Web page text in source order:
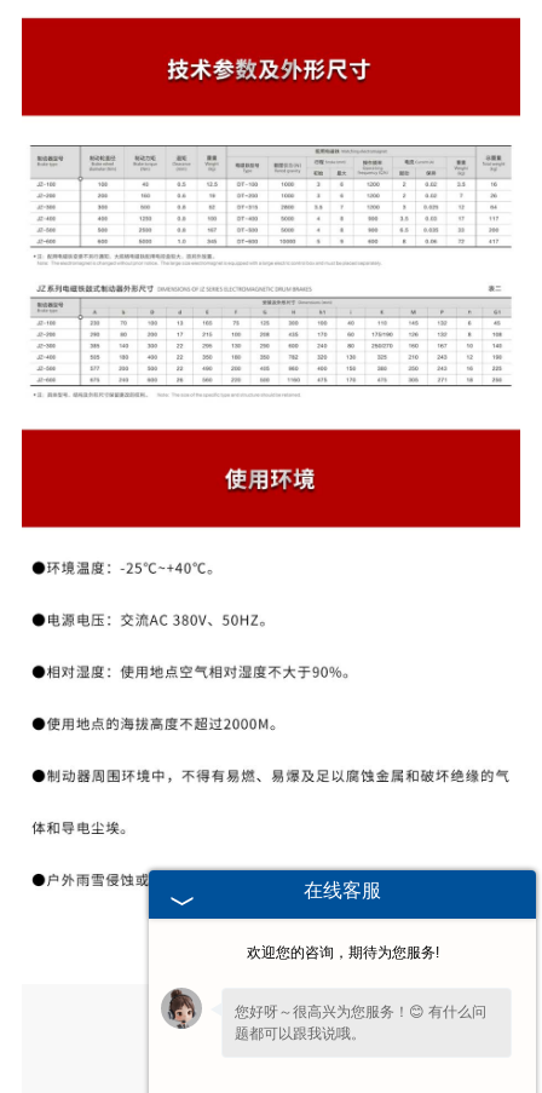
上一条：
YW系列电力液压鼓式制动器
在线客服
欢迎您的咨询，期待为您服务!
您好呀～很高兴为您服务！😊 有什么问
题都可以跟我说哦。